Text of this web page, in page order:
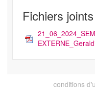
Fichiers joints
conditions